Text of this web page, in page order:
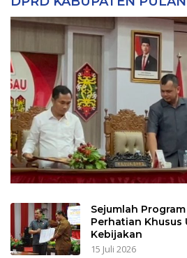
Sejumlah
Perhatian Khusus
Kebijakan
15 Juli 2026